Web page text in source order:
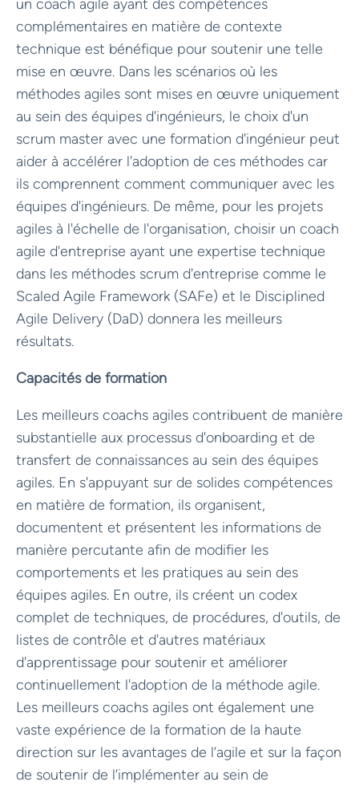
un coach agile ayant des compétences
complémentaires en matière de contexte
technique est bénéfique pour soutenir une telle
mise en œuvre. Dans les scénarios où les
méthodes agiles sont mises en œuvre uniquement
au sein des équipes d'ingénieurs, le choix d'un
scrum master avec une formation d'ingénieur peut
aider à accélérer l'adoption de ces méthodes car
ils comprennent comment communiquer avec les
équipes d'ingénieurs. De même, pour les projets
agiles à l'échelle de l'organisation, choisir un coach
agile d'entreprise ayant une expertise technique
dans les méthodes scrum d'entreprise comme le
Scaled Agile Framework (SAFe) et le Disciplined
Agile Delivery (DaD) donnera les meilleurs
résultats.
Capacités de formation
Les meilleurs coachs agiles contribuent de manière
substantielle aux processus d'onboarding et de
transfert de connaissances au sein des équipes
agiles. En s'appuyant sur de solides compétences
en matière de formation, ils organisent,
documentent et présentent les informations de
manière percutante afin de modifier les
comportements et les pratiques au sein des
équipes agiles. En outre, ils créent un codex
complet de techniques, de procédures, d'outils, de
listes de contrôle et d'autres matériaux
d'apprentissage pour soutenir et améliorer
continuellement l'adoption de la méthode agile.
Les meilleurs coachs agiles ont également une
vaste expérience de la formation de la haute
direction sur les avantages de l’agile et sur la façon
de soutenir de l’implémenter au sein de